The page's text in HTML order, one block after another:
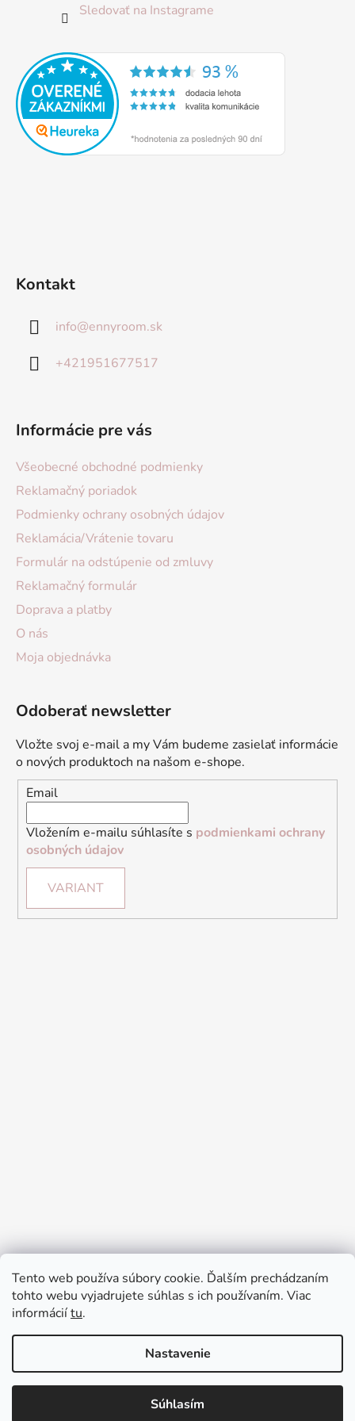
Tento web používa súbory cookie. Ďalším prechádzaním
tohto webu vyjadrujete súhlas s ich používaním. Viac
informáciítu.
Nastavenie
Súhlasím
Sledovať na Instagrame
Kontakt
info@ennyroom.sk
+421951677517
Informácie pre vás
Všeobecné obchodné podmienky
Reklamačný poriadok
Podmienky ochrany osobných údajov
Reklamácia/Vrátenie tovaru
Formulár na odstúpenie od zmluvy
Reklamačný formulár
Doprava a platby
O nás
Moja objednávka
Odoberať newsletter
Vložte svoj e-mail a my Vám budeme zasielať informácie
o nových produktoch na našom e-shope.
Email
Vložením e-mailu súhlasíte s podmienkami ochrany
osobných údajov
VARIANT
Prijímame online platby
Vytvoril Shoptet